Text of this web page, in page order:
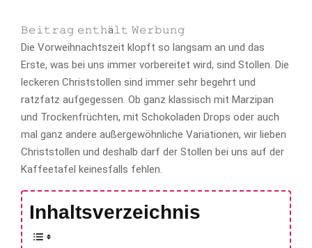
𝙱𝚎𝚒𝚝𝚛𝚊𝚐 𝚎𝚗𝚝𝚑ä𝚕𝚝 𝚆𝚎𝚛𝚋𝚞𝚗𝚐
Die Vorweihnachtszeit klopft so langsam an und das
Erste, was bei uns immer vorbereitet wird, sind Stollen. Die
leckeren Christstollen sind immer sehr begehrt und
ratzfatz aufgegessen. Ob ganz klassisch mit Marzipan
und Trockenfrüchten, mit Schokoladen Drops oder auch
mal ganz andere außergewöhnliche Variationen, wir lieben
Christstollen und deshalb darf der Stollen bei uns auf der
Kaffeetafel keinesfalls fehlen.
Inhaltsverzeichnis